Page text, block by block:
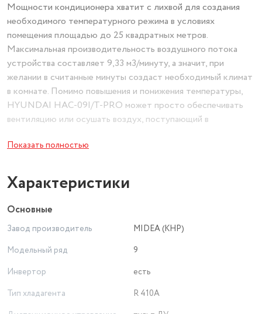
Мощности кондиционера хватит с лихвой для создания
необходимого температурного режима в условиях
помещения площадью до 25 квадратных метров.
Максимальная производительность воздушного потока
устройства составляет 9,33 м3/минуту, а значит, при
желании в считанные минуты создаст необходимый климат
в комнате. Помимо повышения и понижения температуры,
HYUNDAI HAC-09I/T-PRO может просто обеспечивать
вентиляцию или осушать воздух, поступающий в
крепится на стену. Благодаря компактным габаритам, он
занимает минимум места.
нагрева и охлаждения в районе 2.6 кВт. При этом она
экономно расходует электроэнергию и производит низкий
снаружи.
HYUNDAI HAC-09I/T-PRO может работать в турбо-
Показать полностью
Характеристики
Основные
Завод производитель
MIDEA (КНР)
Модельный ряд
9
Инвертор
есть
Тип хладагента
R 410A